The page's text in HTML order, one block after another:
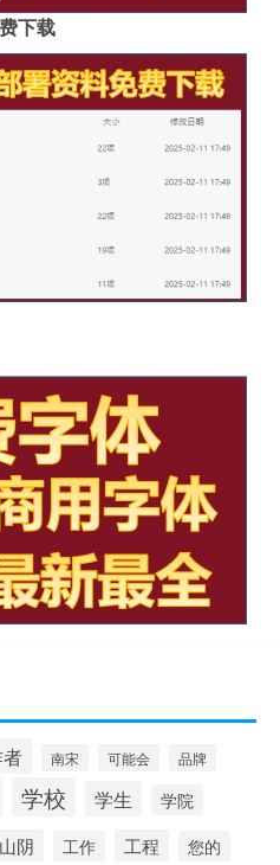
下载
南宋 可能会 品牌
学校 学生 学院
山阴 工作 工程 您的